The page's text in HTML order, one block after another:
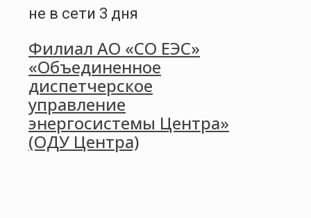
не в сети 3 дня
Филиал АО «СО ЕЭС»
«Объединенное
диспетчерское
управление
энергосистемы Центра»
(ОДУ Центра)